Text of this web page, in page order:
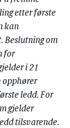
etter første
kan
Beslutning om
for
i 21
opphører
ledd. For
gjelder
tilsvarende.